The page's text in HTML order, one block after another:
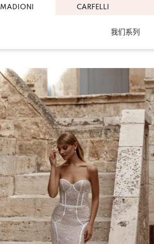
MADIONI CARFELLI
我们系列